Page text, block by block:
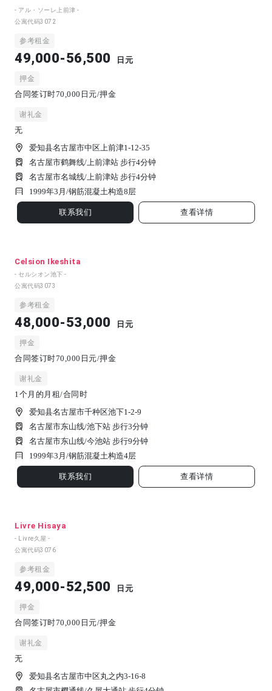
- アル・ソーレ上前津 -
公寓代码3072
参考租金
49,000-56,500 日元
押金
合同签订时70,000日元/押金
谢礼金
无
爱知县名古屋市中区上前津1-12-35
名古屋市鹤舞线/上前津站 步行4分钟
名古屋市名城线/上前津站 步行4分钟
1999年3月/钢筋混凝土构造8 层
联系我们 查看详情
Celsion Ikeshita
- セルシオン池下 -
公寓代码3073
参考租金
48,000-53,000 日元
押金
合同签订时70,000日元/押金
谢礼金
1个月的月租/合同时
爱知县名古屋市千种区池下1-2-9
名古屋市东山线/池下站 步行3分钟
名古屋市东山线/今池站 步行9分钟
1999年3月/钢筋混凝土构造4 层
联系我们 查看详情
Livre Hisaya
- Livre久屋 -
公寓代码3076
参考租金
49,000-52,500 日元
押金
合同签订时70,000日元/押金
谢礼金
无
爱知县名古屋市中区丸之内3-16-8